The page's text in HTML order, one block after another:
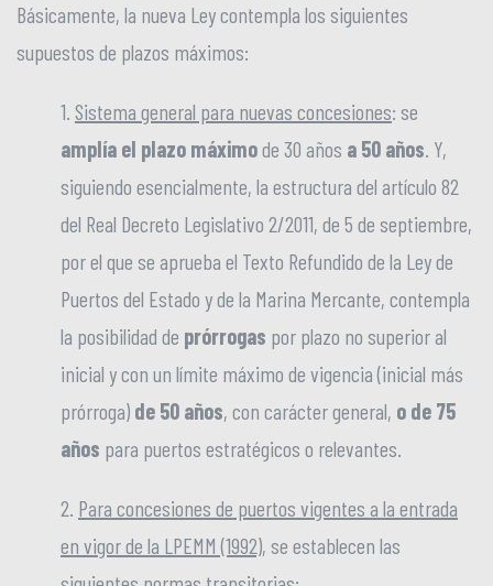
Básicamente, la nueva Ley contempla los siguientes
supuestos de plazos máximos:
1. Sistema general para nuevas concesiones: se
amplía el plazo máximode 30 años a 50 años. Y,
siguiendo esencialmente, la estructura del artículo 82
del Real Decreto Legislativo 2/2011, de 5 de septiembre,
por el que se aprueba el Texto Refundido de la Ley de
Puertos del Estado y de la Marina Mercante, contempla
la posibilidad de prórrogas por plazo no superior al
inicial y con un límite máximo de vigencia (inicial más
prórroga) de 50 años, con carácter general, o de 75
años para puertos estratégicos o relevantes.
2. Para concesiones de puertos vigentes a la entrada
en vigor de la LPEMM (1992), se establecen las